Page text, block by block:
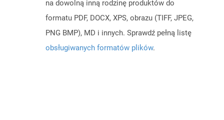
na dowolną inną rodzinę produktów do
formatu PDF, DOCX, XPS, obrazu (TIFF, JPEG,
PNG BMP), MD i innych. Sprawdź pełną listę
obsługiwanych formatów plików.